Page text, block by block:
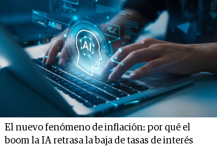
El nuevo fenómeno de inflación: por qué el
boom la IA retrasa la baja de tasas de interés